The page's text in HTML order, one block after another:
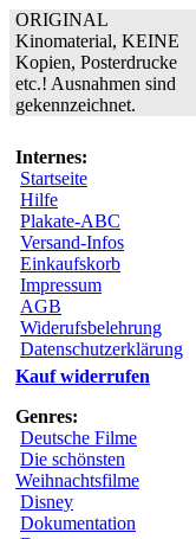
ORIGINAL
Kinomaterial, KEINE
Kopien, Posterdrucke
etc.! Ausnahmen sind
gekennzeichnet.
Internes:
Startseite
Hilfe
Plakate-ABC
Versand-Infos
Einkaufskorb
Impressum
AGB
Widerufsbelehrung
Datenschutzerklärung
Kauf widerrufen
Genres:
Deutsche Filme
Die schönsten
Weihnachtsfilme
Disney
Dokumentation